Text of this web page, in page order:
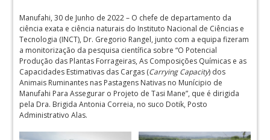
Manufahi, 30 de Junho de 2022 – O chefe de departamento da
ciência exata e ciência naturais do Instituto Nacional de Ciências e
Tecnologia (INCT), Dr. Gregorio Rangel, junto com a equipa fizeram
a monitorização da pesquisa científica sobre “O Potencial
Produção das Plantas Forrageiras, As Composições Químicas e as
Capacidades Estimativas das Cargas (Carrying Capacity) dos
Animais Ruminantes nas Pastagens Nativas no Munícipio de
Manufahi Para Assegurar o Projeto de Tasi Mane”, que é dirigida
pela Dra. Brigida Antonia Correia, no suco Dotik, Posto
Administrativo Alas.